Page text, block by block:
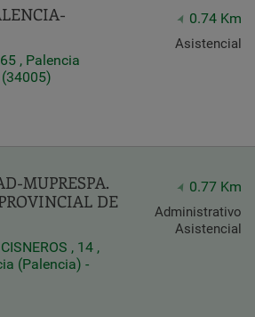
, Palencia
0.74 Km
Asistencial
MUPRESPA.
DE
, 14 ,
(Palencia) -
0.77 Km
Administrativo
Asistencial